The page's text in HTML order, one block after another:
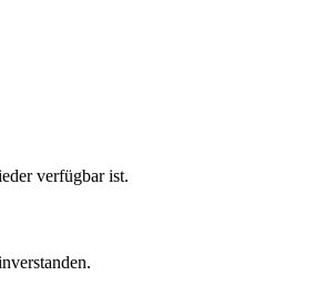
verfügbar ist.